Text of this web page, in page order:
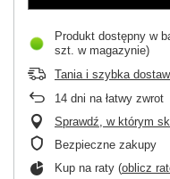
Produkt dostępny w
szt. w magazynie)
Tania i szybka
14 dni na łatwy zwrot
Sprawdź, w którym
Bezpieczne zakupy
Kup na raty (oblicz